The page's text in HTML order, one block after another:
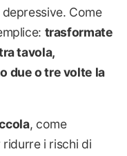
Come
trasformate
tavola,
due o tre volte la
, come
ridurre i rischi di